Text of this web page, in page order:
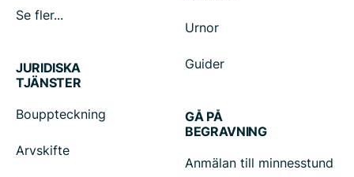
Se fler...
Urnor
Guider
JURIDISKA
TJÄNSTER
Bouppteckning
Arvskifte
GÅ PÅ
BEGRAVNING
Anmälan till minnesstund